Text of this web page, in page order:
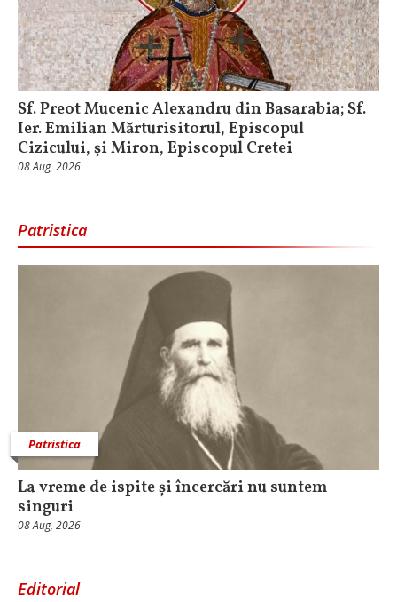
Sf. Preot Mucenic Alexandru din Basarabia; Sf.
Ier. Emilian Mărturisitorul, Episcopul
Cizicului, şi Miron, Episcopul Cretei
08 Aug, 2026
Patristica
Patristica
La vreme de ispite și încercări nu suntem
singuri
08 Aug, 2026
Editorial